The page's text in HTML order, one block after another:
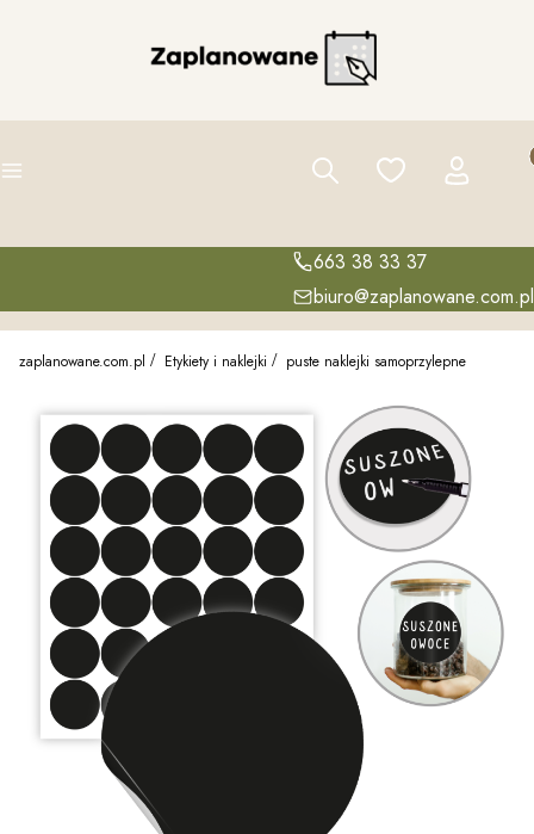
Menu Szukaj Ulubione Zaloguj się
663 38 33 37
biuro@zaplanowane.com.pl
zaplanowane.com.pl Etykiety i naklejki puste naklejki samoprzylepne